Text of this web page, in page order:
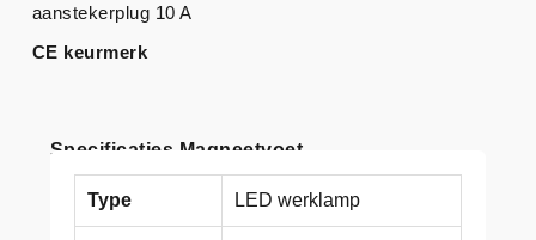
Specificaties Magneetvoet
Type LED werklamp
aanstekerplug 10 A
CE keurmerk